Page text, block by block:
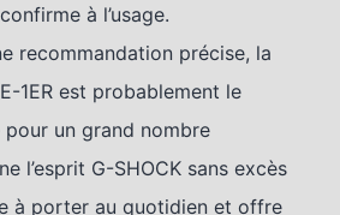
à l’usage.
recommandation précise, la
1ER est probablement le
un grand nombre
l’esprit G-SHOCK sans excès
à porter au quotidien et offre